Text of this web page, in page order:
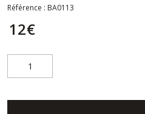
Référence : BA0113
12€